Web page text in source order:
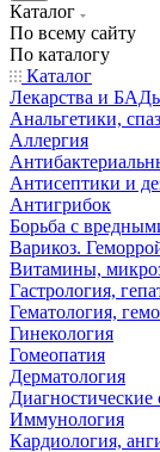
Каталог
По всему сайту
По каталогу
Каталог
Лекарства и
Анальгетики,
Аллергия
Антисептики и
Антигрибок
Борьба с
Варикоз.
Витамины,
Гастрология,
Гематология,
Гинекология
Гомеопатия
Дерматология
Диагностические
Иммунология
Кардиология,